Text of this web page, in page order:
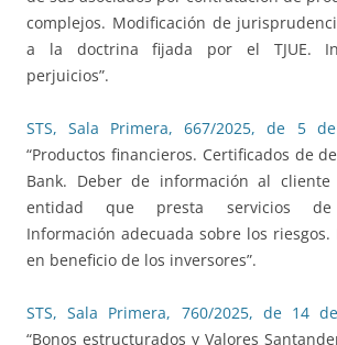
complejos. Modificación de
a la doctrina fijada por el TJUE.
perjuicios”.
STS, Sala Primera, 667/2025, de 5
“Productos financieros. Certificados de
Bank. Deber de información al
entidad que presta servicios de
Información adecuada sobre los riesgos.
en beneficio de los inversores”.
STS, Sala Primera, 760/2025, de 14
“Bonos estructurados y Valores